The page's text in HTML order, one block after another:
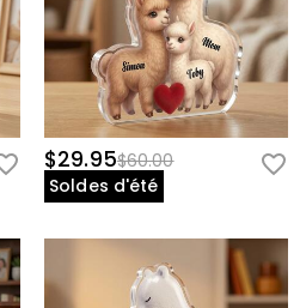
$29.95$60.00
Soldes d'été